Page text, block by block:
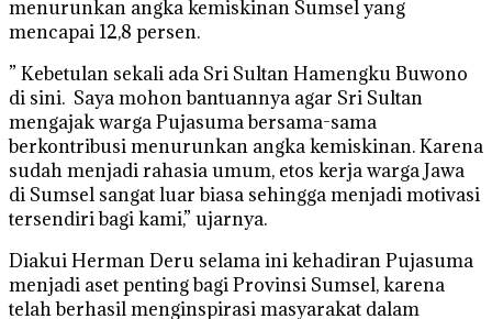
menurunkan angka kemiskinan Sumsel yang
mencapai 12,8 persen.
” Kebetulan sekali ada Sri Sultan Hamengku Buwono
di sini. Saya mohon bantuannya agar Sri Sultan
mengajak warga Pujasuma bersama-sama
berkontribusi menurunkan angka kemiskinan. Karena
sudah menjadi rahasia umum, etos kerja warga Jawa
di Sumsel sangat luar biasa sehingga menjadi motivasi
tersendiri bagi kami,” ujarnya.
Diakui Herman Deru selama ini kehadiran Pujasuma
menjadi aset penting bagi Provinsi Sumsel, karena
telah berhasil menginspirasi masyarakat dalam